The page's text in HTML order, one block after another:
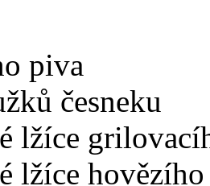
piva
česneku
lžíce
lžíce